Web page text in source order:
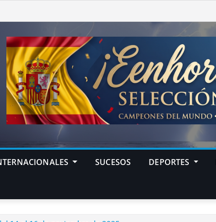
SUCESOS DEPORTES